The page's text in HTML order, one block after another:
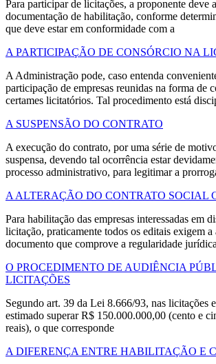
Para participar de licitações, a proponente deve
documentação de habilitação, conforme
que deve estar em conformidade com a
A PARTICIPAÇÃO DE CONSÓRCIO NA
A Administração pode, caso entenda
participação de empresas reunidas na forma de
certames licitatórios. Tal procedimento está
A SUSPENSÃO DO CONTRATO
A execução do contrato, por uma série de
suspensa, devendo tal ocorrência estar
processo administrativo, para legitimar a
A ALTERAÇÃO DO CONTRATO SOCIAL
Para habilitação das empresas interessadas em
licitação, praticamente todos os editais exigem a
documento que comprove a regularidade
O PROCEDIMENTO DE AUDIÊNCIA
LICITAÇÕES
Segundo art. 39 da Lei 8.666/93, nas licitações
estimado superar R$ 150.000.000,00 (cento e
reais), o que corresponde
A DIFERENÇA ENTRE HABILITAÇÃO E